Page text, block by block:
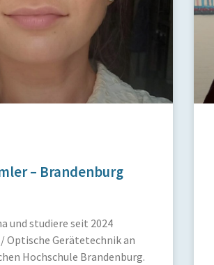
– Brandenburg
und studiere seit 2024
Optische Gerätetechnik an
Hochschule Brandenburg.